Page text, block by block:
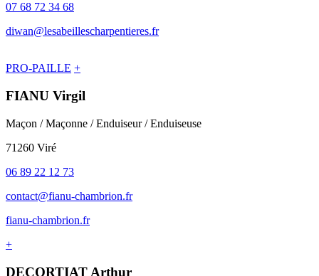
07 68 72 34 68
diwan@lesabeillescharpentieres.fr
PRO-PAILLE +
FIANU Virgil
Maçon / Maçonne / Enduiseur / Enduiseuse
71260 Viré
06 89 22 12 73
contact@fianu-chambrion.fr
fianu-chambrion.fr
+
DECORTIAT Arthur